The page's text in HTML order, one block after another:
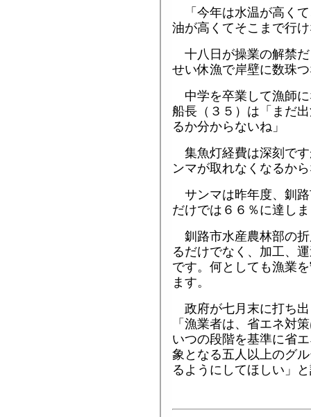
「今年は水温が高く
油が高くてそこまで行
十八日が操業の解禁
せい休漁で岸壁に数珠
中学を卒業して漁師
船長（３５）は「まだ
るか分からないね」
集魚灯経費は深刻で
ンマが取れなくなるか
サンマは昨年度、釧
だけでは６６％に達し
釧路市水産農林部の
るだけでなく、加工、
です。何としても漁業
ます。
政府が七月末に打ち
「漁業者は、省エネ対
いつの段階を基準に省
象となる五人以上のグ
るようにしてほしい」